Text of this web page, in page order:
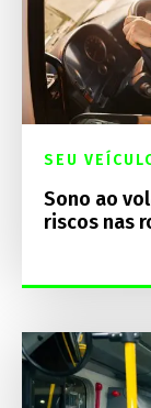
SEU
Sono ao
riscos nas